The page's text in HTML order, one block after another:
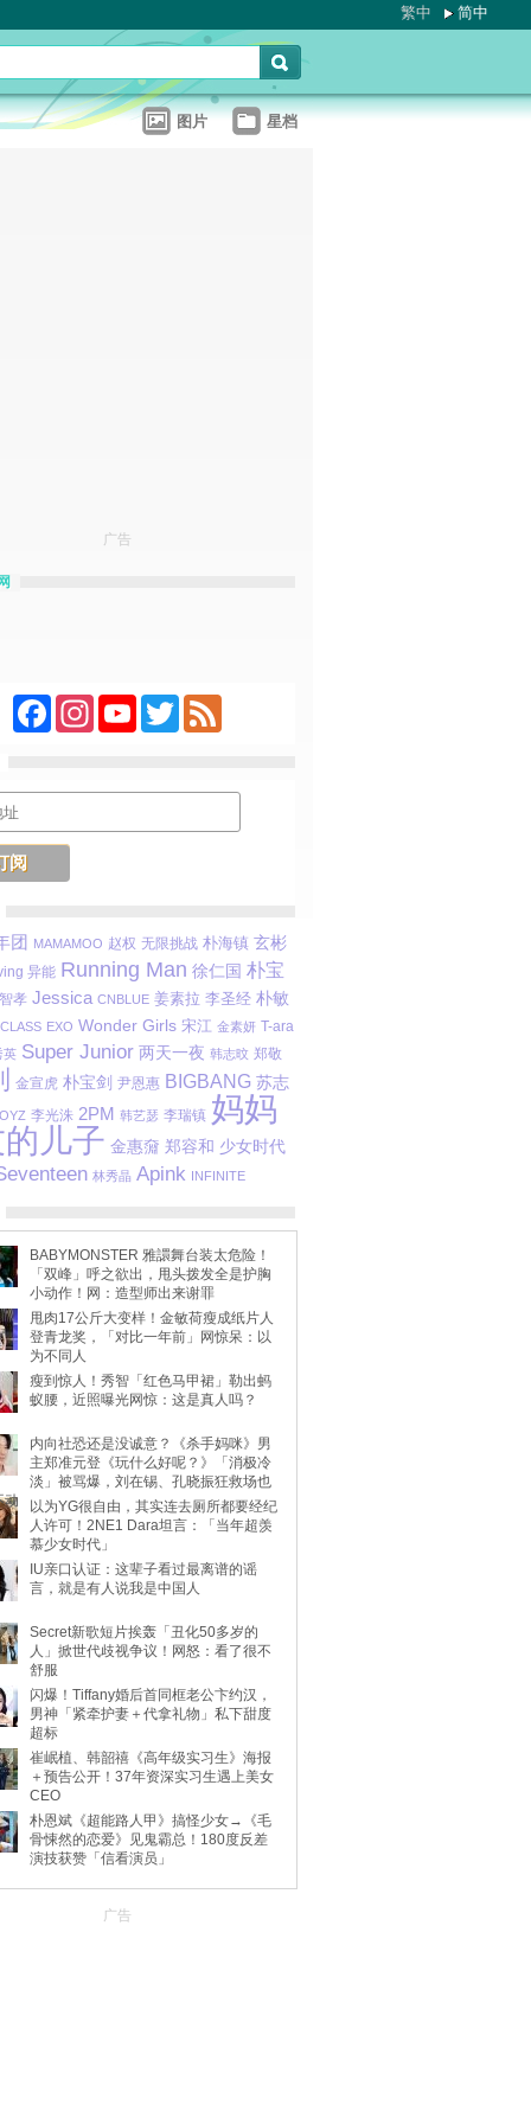
繁中 简中
图片 星档
广告
FacebookInstagramYouTubeTwitterFeed
团 MAMAMOO 赵权 无限挑战 朴海镇 玄彬
异能 Running Man 徐仁国 朴宝
孝 Jessica CNBLUE 姜素拉 李圣经 朴敏
EXO Wonder Girls 宋江 金素妍 T-ara
英 Super Junior 两天一夜 韩志旼 郑敬
金宣虎 朴宝剑 尹恩惠 BIGBANG 苏志
李光洙 2PM 韩艺瑟 李瑞镇 妈妈
儿子 金惠奫 郑容和 少女时代
林秀晶 Apink INFINITE
BABYMONSTER 雅譞舞台装太危险！
「双峰」呼之欲出，甩头拨发全是护胸
小动作！网：造型师出来谢罪
甩肉17公斤大变样！金敏荷瘦成纸片人
登青龙奖，「对比一年前」网惊呆：以
为不同人
瘦到惊人！秀智「红色马甲裙」勒出蚂
蚁腰，近照曝光网惊：这是真人吗？
内向社恐还是没诚意？《杀手妈咪》男
主郑准元登《玩什么好呢？》「消极冷
淡」被骂爆，刘在锡、孔晓振狂救场也
动
以为YG很自由，其实连去厕所都要经纪
人许可！2NE1 Dara坦言：「当年超羡
慕少女时代」
IU亲口认证：这辈子看过最离谱的谣
言，就是有人说我是中国人
Secret新歌短片挨轰「丑化50多岁的
人」掀世代歧视争议！网怒：看了很不
舒服
闪爆！Tiffany婚后首同框老公卞约汉，
男神「紧牵护妻＋代拿礼物」私下甜度
超标
崔岷植、韩韶禧《高年级实习生》海报
＋预告公开！37年资深实习生遇上美女
CEO
朴恩斌《超能路人甲》搞怪少女→《毛
骨悚然的恋爱》见鬼霸总！180度反差
演技获赞「信看演员」
广告